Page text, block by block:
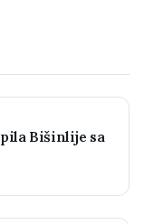
Bišinlije sa